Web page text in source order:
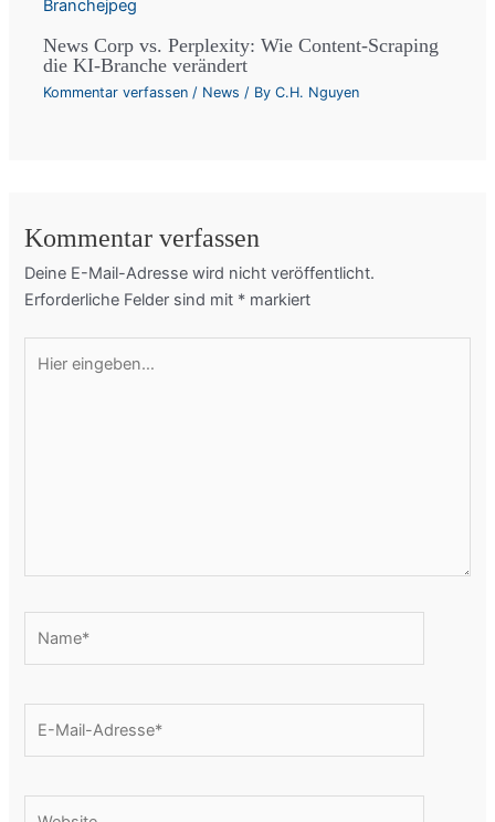
News Corp vs. Perplexity: Wie Content-Scraping
die KI-Branche verändert
Kommentar verfassen / News / ByC.H. Nguyen
Kommentar verfassen
Deine E-Mail-Adresse wird nicht veröffentlicht.
Erforderliche Felder sind mit * markiert
eingeben…
Mail-